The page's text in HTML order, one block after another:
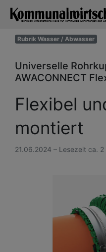
Rubrik Wasser / Abwasser
Universelle
AWACONNECT
Flexibel
montiert
21.06.2024 – Lesezeit ca. 2